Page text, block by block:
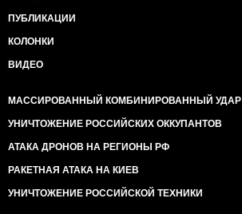
ПУБЛИКАЦИИ
КОЛОНКИ
ВИДЕО
МАССИРОВАННЫЙ КОМБИНИРОВАННЫЙ УДАР
УНИЧТОЖЕНИЕ РОССИЙСКИХ ОККУПАНТОВ
АТАКА ДРОНОВ НА РЕГИОНЫ РФ
РАКЕТНАЯ АТАКА НА КИЕВ
УНИЧТОЖЕНИЕ РОССИЙСКОЙ ТЕХНИКИ